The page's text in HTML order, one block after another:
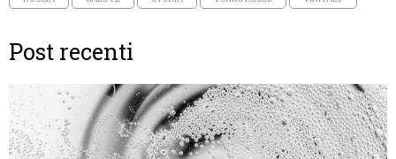
Post recenti